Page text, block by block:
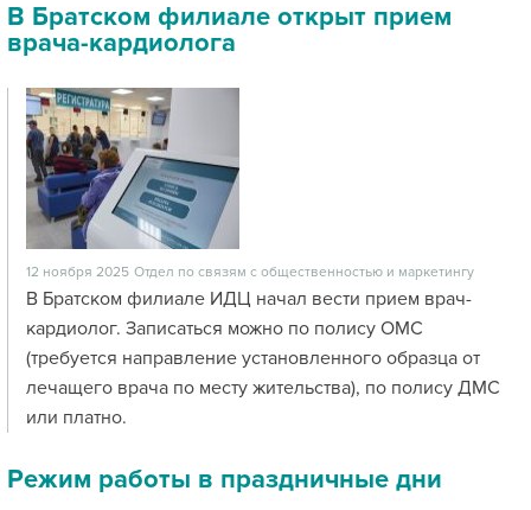
В Братском филиале открыт прием
врача-кардиолога
12 ноября 2025 Отдел по связям с общественностью и маркетингу
В Братском филиале ИДЦ начал вести прием врач-
кардиолог. Записаться можно по полису ОМС
(требуется направление установленного образца от
лечащего врача по месту жительства), по полису ДМС
или платно.
Режим работы в праздничные дни